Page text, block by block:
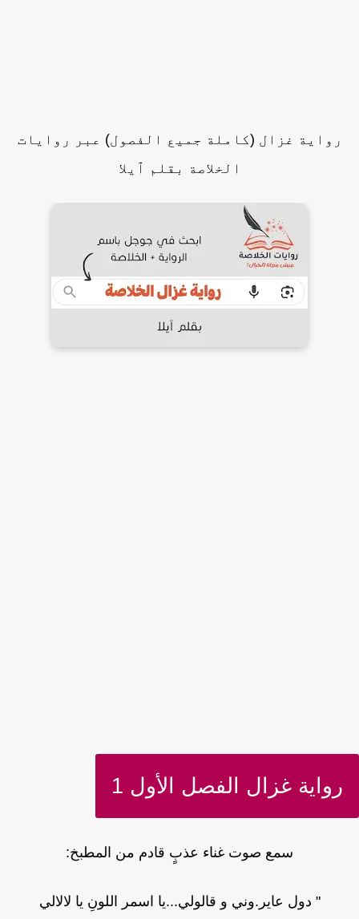
رواية غزال (كاملة جميع الفصول) عبر روايات
الخلاصة بقلم ٱيلا
رواية غزال الفصل الأول 1
سمع صوت غناء عذبٍ قادم من المطبخ:
" دول عاير.وني و قالولي...يا اسمر اللونِ يا لالالي